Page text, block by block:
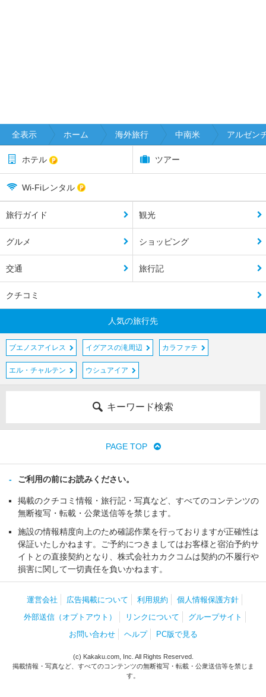
全表示 ホーム 海外旅行 中南米 アルゼン
ホテル ツアー
Wi-Fiレンタル
旅行ガイド 観光
グルメ ショッピング
交通 旅行記
クチコミ
人気の旅行先
ブエノスアイレス イグアスの滝周辺 カラファテ
エル・チャルテン ウシュアイア
キーワード検索
PAGE TOP
ご利用の前にお読みください。
掲載のクチコミ情報・旅行記・写真など、すべてのコンテンツの
無断複写・転載・公衆送信等を禁じます。
施設の情報精度向上のため確認作業を行っておりますが正確性は
保証いたしかねます。ご予約につきましてはお客様と宿泊予約サ
イトとの直接契約となり、株式会社カカクコムは契約の不履行や
損害に関して一切責任を負いかねます。
運営会社 広告掲載について 利用規約
個人情報保護方針
外部送信（オプトアウト）
リンクについて
グループサイト
お問い合わせ
ヘルプ PC版で見る
(c) Kakaku.com, Inc. All Rights Reserved.
掲載情報・写真など、すべてのコンテンツの無断複写・転載・公衆送信等を禁じま
す。